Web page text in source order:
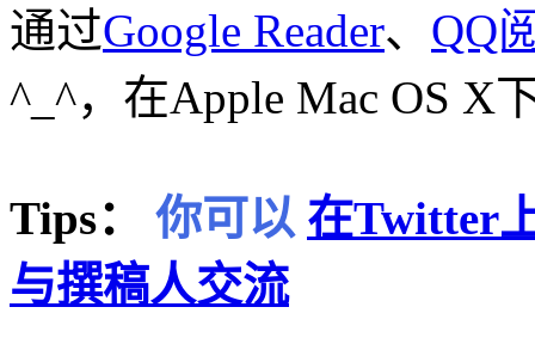
通过Google Reader、 QQ
^_^，在Apple Mac OS X
Tips： 你可以 在Twitter
与撰稿人交流